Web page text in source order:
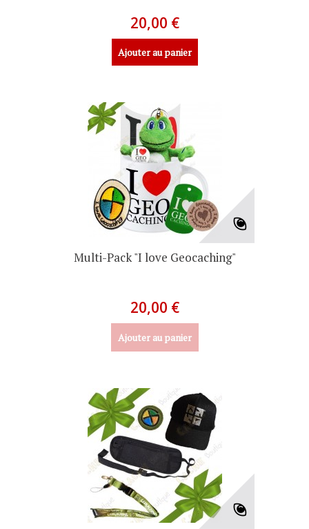
20,00 €
Ajouter au panier
Multi-Pack "I love Geocaching"
20,00 €
Ajouter au panier